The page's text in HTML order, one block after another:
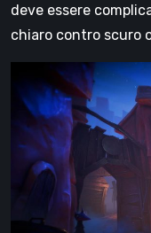
deve essere
chiaro contro scuro